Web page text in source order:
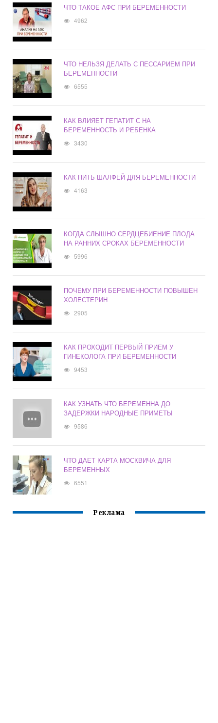
ЧТО ТАКОЕ АФС ПРИ БЕРЕМЕННОСТИ
4962
ЧТО НЕЛЬЗЯ ДЕЛАТЬ С ПЕССАРИЕМ ПРИ
БЕРЕМЕННОСТИ
6555
КАК ВЛИЯЕТ ГЕПАТИТ С НА
БЕРЕМЕННОСТЬ И РЕБЕНКА
3430
КАК ПИТЬ ШАЛФЕЙ ДЛЯ БЕРЕМЕННОСТИ
4163
КОГДА СЛЫШНО СЕРДЦЕБИЕНИЕ ПЛОДА
НА РАННИХ СРОКАХ БЕРЕМЕННОСТИ
5996
ПОЧЕМУ ПРИ БЕРЕМЕННОСТИ ПОВЫШЕН
ХОЛЕСТЕРИН
2905
КАК ПРОХОДИТ ПЕРВЫЙ ПРИЕМ У
ГИНЕКОЛОГА ПРИ БЕРЕМЕННОСТИ
9453
КАК УЗНАТЬ ЧТО БЕРЕМЕННА ДО
ЗАДЕРЖКИ НАРОДНЫЕ ПРИМЕТЫ
9586
ЧТО ДАЕТ КАРТА МОСКВИЧА ДЛЯ
БЕРЕМЕННЫХ
6551
Реклама